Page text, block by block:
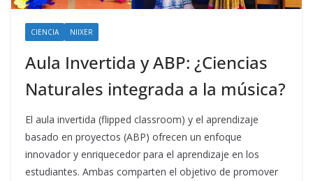
CIENCIA NIIXER
Aula Invertida y ABP: ¿Ciencias
Naturales integrada a la música?
El aula invertida (flipped classroom) y el aprendizaje
basado en proyectos (ABP) ofrecen un enfoque
innovador y enriquecedor para el aprendizaje en los
estudiantes. Ambas comparten el objetivo de promover